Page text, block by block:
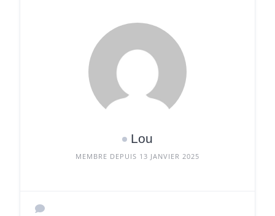
Lou
MEMBRE DEPUIS 13 JANVIER 2025